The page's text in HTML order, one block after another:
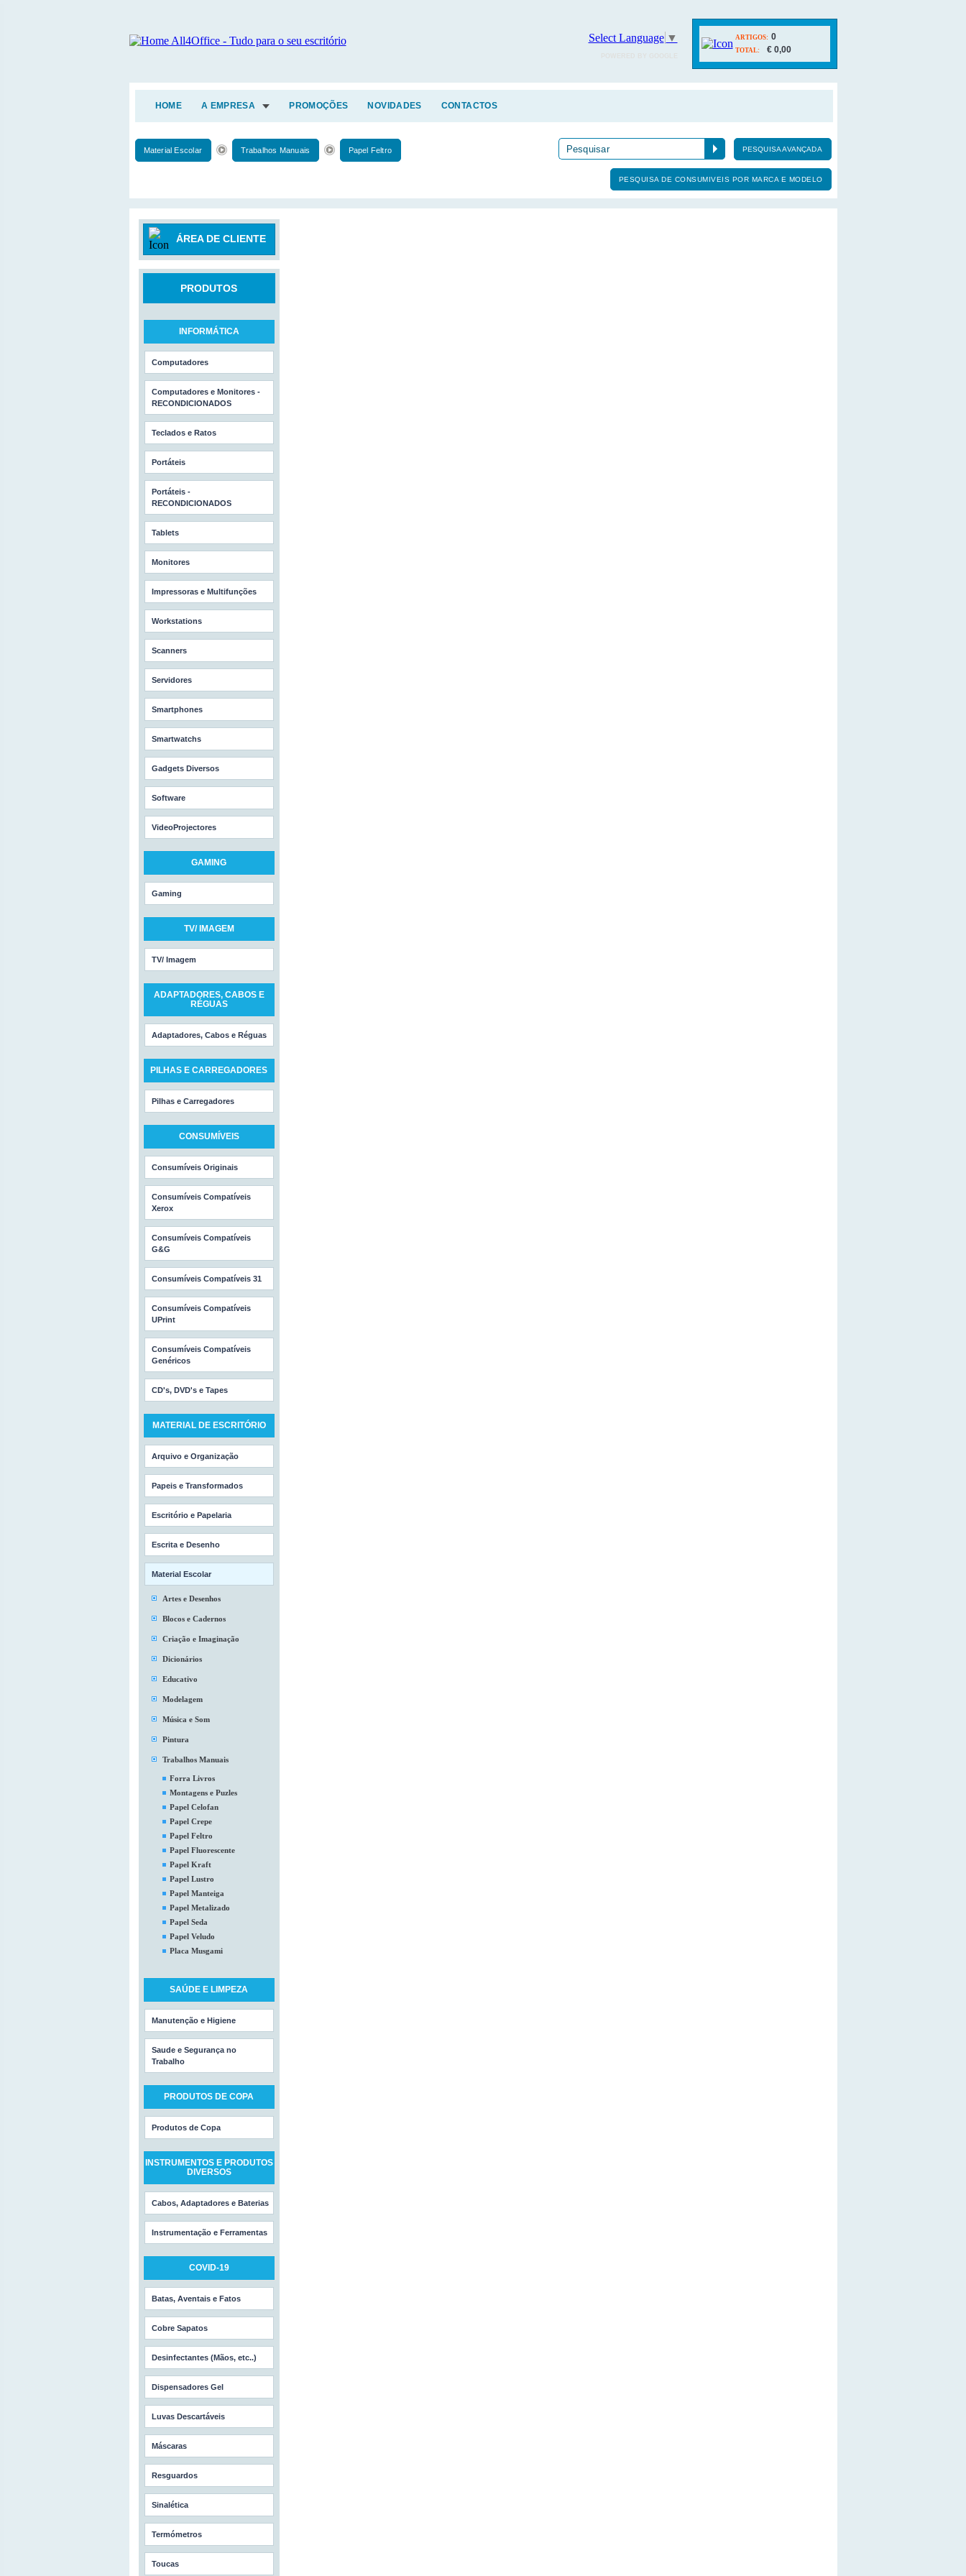
Select Language ▼ ARTIGOS: 0
TOTAL: € 0,00
HOME A EMPRESA PROMOÇÕES NOVIDADES CONTACTOS
Material Escolar Trabalhos Manuais Papel Feltro PESQUISA AVANÇADA
PESQUISA DE CONSUMIVEIS POR MARCA E MODELO
ÁREA DE CLIENTE
PRODUTOS
INFORMÁTICA
Computadores
Computadores e Monitores -
RECONDICIONADOS
Teclados e Ratos
Portáteis
Portáteis -
RECONDICIONADOS
Tablets
Monitores
Impressoras e Multifunções
Workstations
Scanners
Servidores
Smartphones
Smartwatchs
Gadgets Diversos
Software
VideoProjectores
GAMING
Gaming
TV/ IMAGEM
TV/ Imagem
ADAPTADORES, CABOS E
RÉGUAS
Adaptadores, Cabos e Réguas
PILHAS E CARREGADORES
Pilhas e Carregadores
CONSUMÍVEIS
Consumíveis Originais
Consumíveis Compatíveis
Xerox
Consumíveis Compatíveis
G&G
Consumíveis Compatíveis 31
Consumíveis Compatíveis
UPrint
Consumíveis Compatíveis
Genéricos
CD's, DVD's e Tapes
MATERIAL DE ESCRITÓRIO
Arquivo e Organização
Papeis e Transformados
Escritório e Papelaria
Escrita e Desenho
Material Escolar
Artes e Desenhos
Blocos e Cadernos
Criação e Imaginação
Dicionários
Educativo
Modelagem
Música e Som
Pintura
Trabalhos Manuais
Forra Livros
Montagens e Puzles
Papel Celofan
Papel Crepe
Papel Feltro
Papel Fluorescente
Papel Kraft
Papel Lustro
Papel Manteiga
Papel Metalizado
Papel Seda
Papel Veludo
Placa Musgami
SAÚDE E LIMPEZA
Manutenção e Higiene
Saude e Segurança no
Trabalho
PRODUTOS DE COPA
Produtos de Copa
INSTRUMENTOS E PRODUTOS
DIVERSOS
Cabos, Adaptadores e Baterias
Instrumentação e Ferramentas
COVID-19
Batas, Aventais e Fatos
Cobre Sapatos
Desinfectantes (Mãos, etc..)
Dispensadores Gel
Luvas Descartáveis
Máscaras
Resguardos
Sinalética
Termómetros
Toucas